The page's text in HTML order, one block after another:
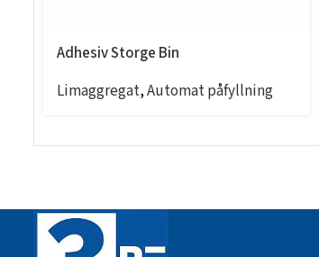
Adhesiv Storge Bin
Limaggregat,Automat påfyllning